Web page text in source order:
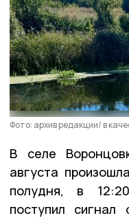
Фото: архив редакции/ в
В селе
августа
полудня, в
поступил